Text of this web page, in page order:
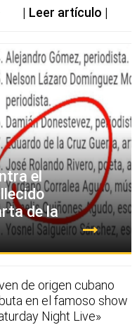
Leer artículo
el
de la
de origen cubano
en el famoso show
Night Live»